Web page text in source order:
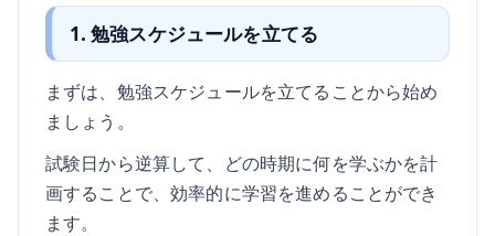
1. 勉強スケジュールを立てる
まずは、勉強スケジュールを立てることから始め
ましょう。
試験日から逆算して、どの時期に何を学ぶかを計
画することで、効率的に学習を進めることができ
ます。